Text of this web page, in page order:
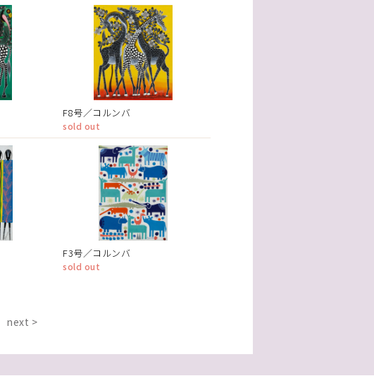
F8号／コルンバ
sold out
F3号／コルンバ
sold out
next >